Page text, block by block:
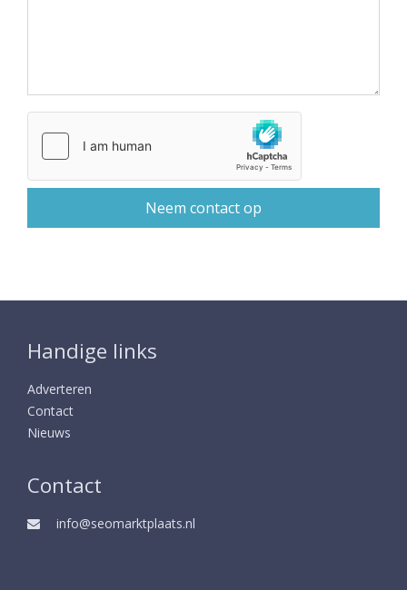
Handige links
Adverteren
Contact
Nieuws
Contact
info@seomarktplaats.nl